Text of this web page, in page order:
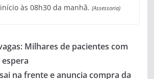
às 08h30 da manhã. (Assessoria)
Milhares de pacientes com
na frente e anuncia compra da